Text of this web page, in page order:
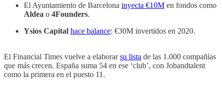
El Ayuntamiento de Barcelona inyecta €10M en fondos como
Aldea o 4Founders.
Ysios Capital hace balance: €30M invertidos en 2020.
El Financial Times vuelve a elaborarsu lista de las 1.000 compañías
que más crecen. España suma 54 en ese ‘club’, con Jobandtalent
como la primera en el puesto 11.